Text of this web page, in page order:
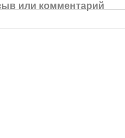
или комментарий